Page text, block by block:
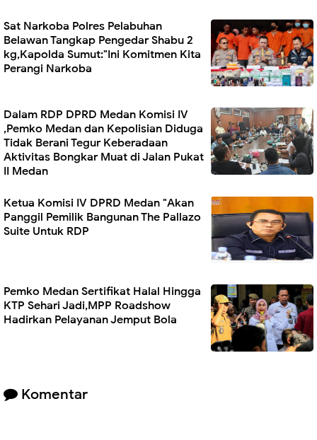
Sat Narkoba Polres Pelabuhan
Belawan Tangkap Pengedar Shabu 2
kg,Kapolda Sumut:"Ini Komitmen Kita
Perangi Narkoba
Dalam RDP DPRD Medan Komisi IV
,Pemko Medan dan Kepolisian Diduga
Tidak Berani Tegur Keberadaan
Aktivitas Bongkar Muat di Jalan Pukat
II Medan
Ketua Komisi IV DPRD Medan "Akan
Panggil Pemilik Bangunan The Pallazo
Suite Untuk RDP
Pemko Medan Sertifikat Halal Hingga
KTP Sehari Jadi,MPP Roadshow
Hadirkan Pelayanan Jemput Bola
Komentar